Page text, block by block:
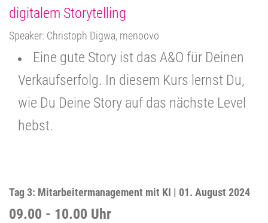
digitalem Storytelling
Speaker: Christoph Digwa, menoovo
Eine gute Story ist das A&O für Deinen
Verkaufserfolg. In diesem Kurs lernst Du,
wie Du Deine Story auf das nächste Level
hebst.
Tag 3: Mitarbeitermanagement mit KI | 01. August 2024
09.00 - 10.00 Uhr